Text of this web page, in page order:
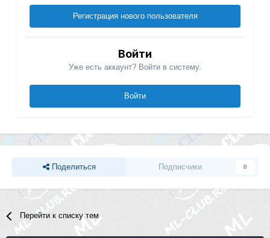
Регистрация нового пользователя
Войти
Уже есть аккаунт? Войти в систему.
Войти
Поделиться Подписчики 0
Перейти к списку тем